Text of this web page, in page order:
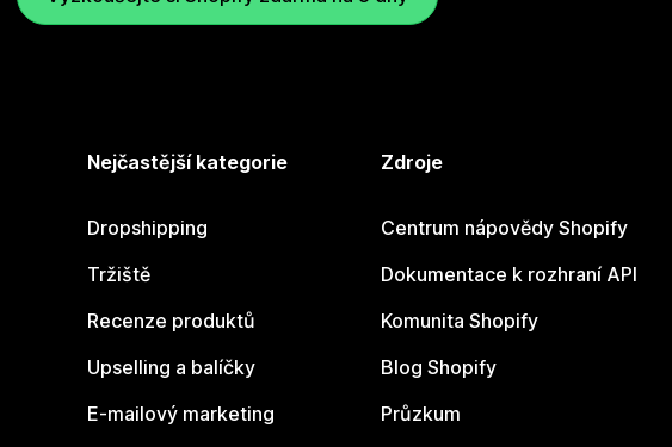
Nejčastější kategorie
Dropshipping
Tržiště
Recenze produktů
Upselling a balíčky
E-mailový marketing
Zdroje
Centrum nápovědy Shopify
Dokumentace k rozhraní API
Komunita Shopify
Blog Shopify
Průzkum